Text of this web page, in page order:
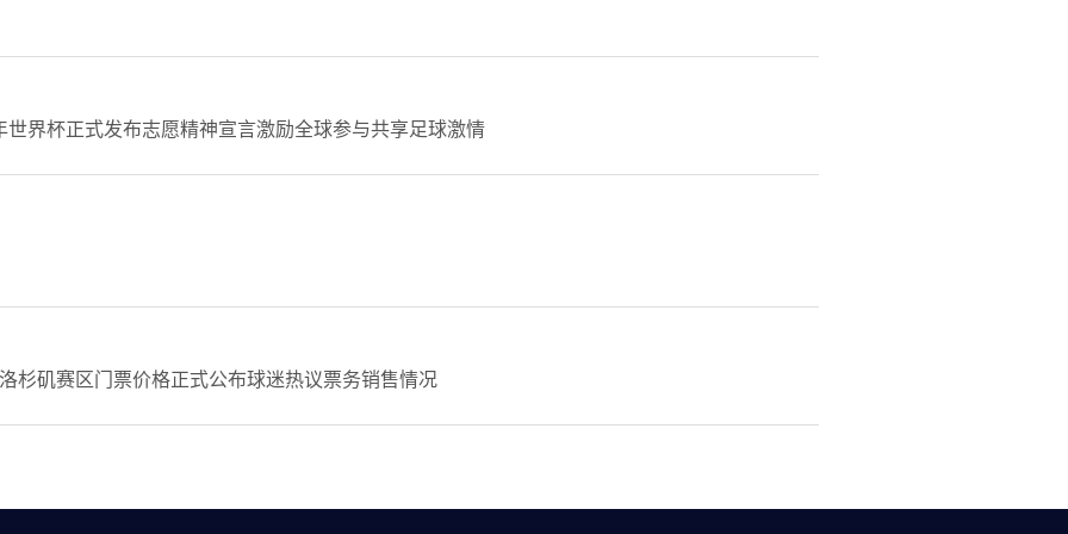
界杯正式发布志愿精神宣言激励全球参与共享足球激情
杉矶赛区门票价格正式公布球迷热议票务销售情况